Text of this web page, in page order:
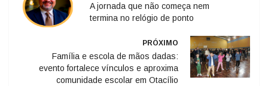
A jornada que não começa nem
termina no relógio de ponto
PRÓXIMO
Família e escola de mãos dadas:
evento fortalece vínculos e aproxima
comunidade escolar em Otacílio